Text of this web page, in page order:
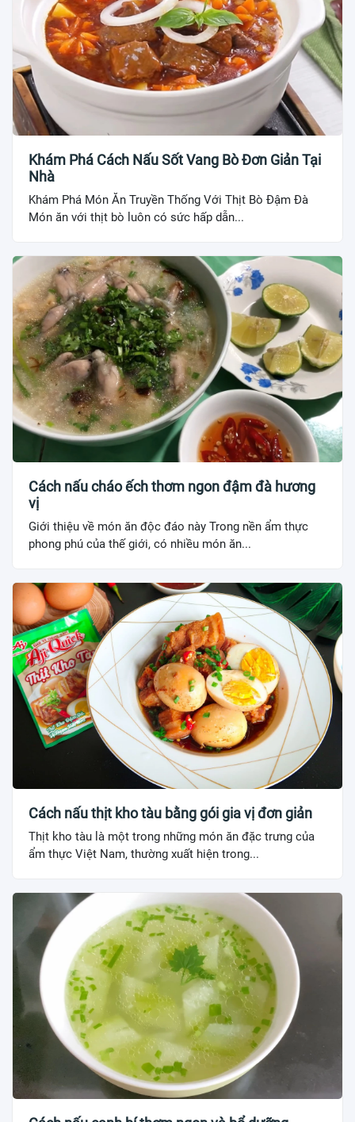
Khám Phá Cách Nấu Sốt Vang Bò Đơn Giản Tại
Nhà
Khám Phá Món Ăn Truyền Thống Với Thịt Bò Đậm Đà
Món ăn với thịt bò luôn có sức hấp dẫn...
Cách nấu cháo ếch thơm ngon đậm đà hương
vị
Giới thiệu về món ăn độc đáo này Trong nền ẩm thực
phong phú của thế giới, có nhiều món ăn...
Cách nấu thịt kho tàu bằng gói gia vị đơn giản
Thịt kho tàu là một trong những món ăn đặc trưng của
ẩm thực Việt Nam, thường xuất hiện trong...